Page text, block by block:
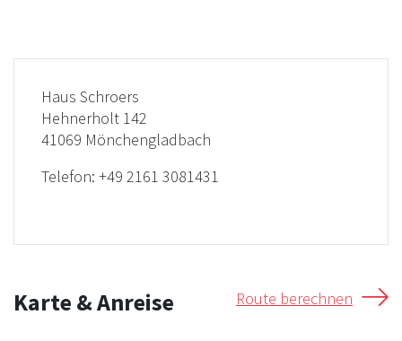
Haus Schroers
Hehnerholt 142
41069 Mönchengladbach
Telefon: +49 2161 3081431
Karte & Anreise Route berechnen